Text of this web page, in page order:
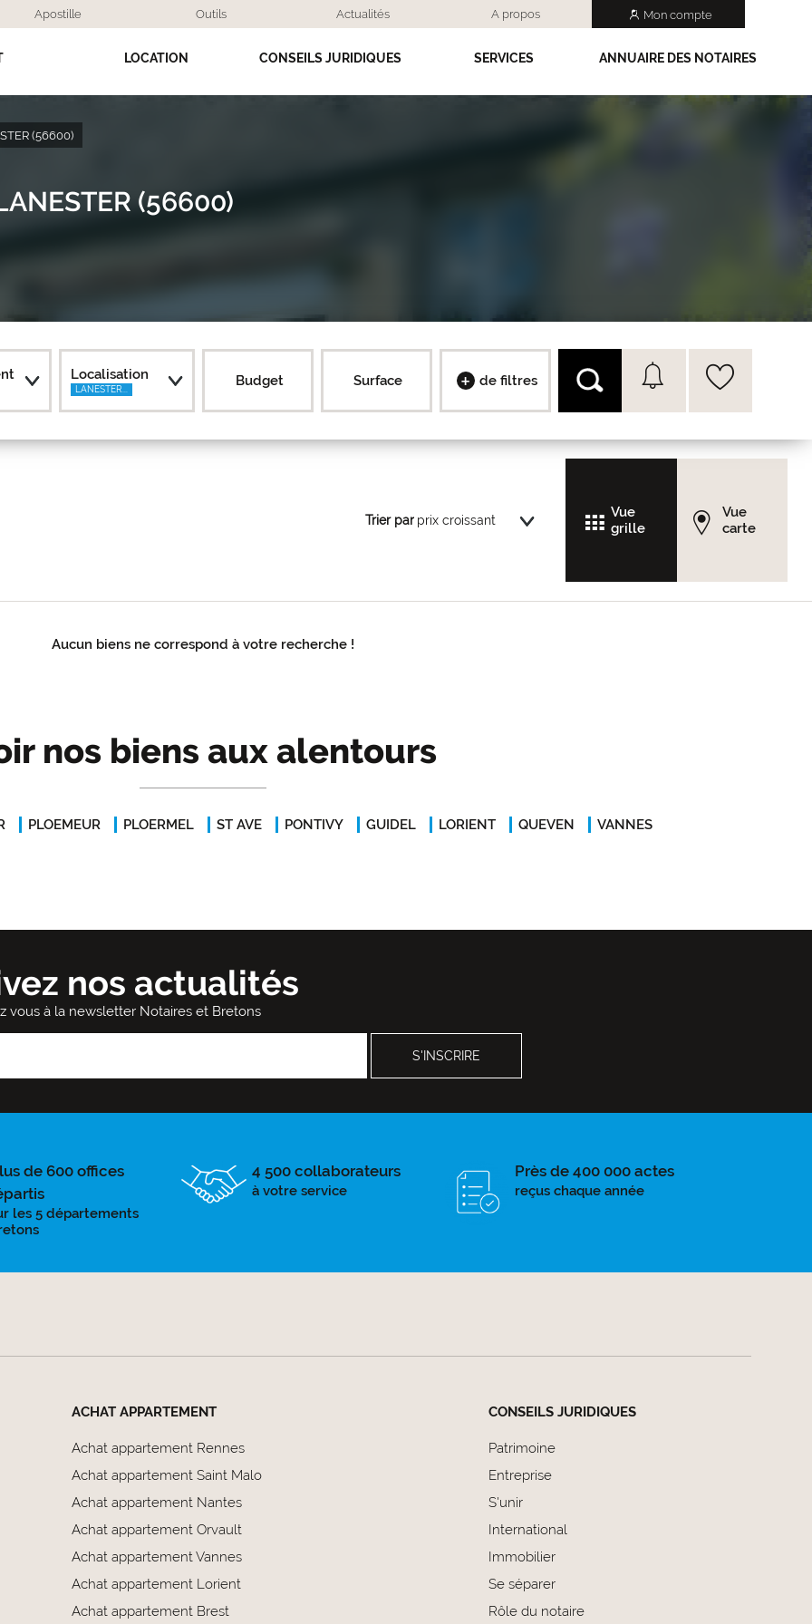
Apostille Outils Actualités A propos Mon compte
LOCATION CONSEILS JURIDIQUES SERVICES ANNUAIRE DES NOTAIRES
(56600)
(56600)
Localisation
LANESTER... Budget Surface de filtres
Trier par
Vue
grille
Vue
carte
Aucun biens ne correspond à votre recherche !
nos biens aux alentours
PLOEMEUR PLOERMEL ST AVE PONTIVY GUIDEL LORIENT QUEVEN VANNES
nos actualités
vous à la newsletter Notaires et Bretons
de 600 offices
les 5 départements
4 500 collaborateurs
à votre service
Près de 400 000 actes
reçus chaque année
ACHAT APPARTEMENT
Achat appartement Rennes
Achat appartement Saint Malo
Achat appartement Nantes
Achat appartement Orvault
Achat appartement Vannes
Achat appartement Lorient
Achat appartement Brest
CONSEILS JURIDIQUES
Patrimoine
Entreprise
S'unir
International
Immobilier
Se séparer
Rôle du notaire